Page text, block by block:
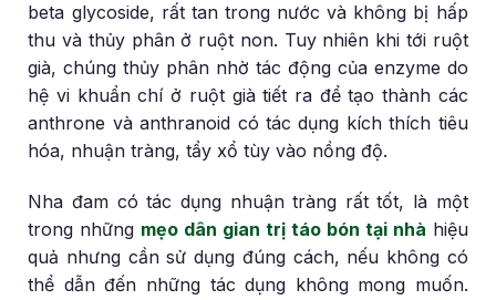
beta glycoside, rất tan trong nước và không bị hấp
thu và thủy phân ở ruột non. Tuy nhiên khi tới ruột
già, chúng thủy phân nhờ tác động của enzyme do
hệ vi khuẩn chí ở ruột già tiết ra để tạo thành các
anthrone và anthranoid có tác dụng kích thích tiêu
hóa, nhuận tràng, tẩy xổ tùy vào nồng độ.
Nha đam có tác dụng nhuận tràng rất tốt, là một
trong những mẹo dân gian trị táo bón tại nhà hiệu
quả nhưng cần sử dụng đúng cách, nếu không có
thể dẫn đến những tác dụng không mong muốn.